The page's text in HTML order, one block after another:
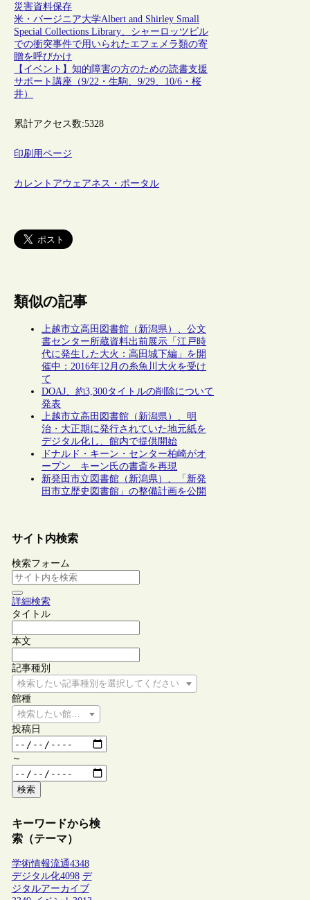
災害資料保存
米・バージニア大学Albert and Shirley Small
Special Collections Library、シャーロッツビル
での衝突事件で用いられたエフェメラ類の寄
贈を呼びかけ
【イベント】知的障害の方のための読書支援
サポート講座（9/22・生駒、9/29、10/6・桜
井）
累計アクセス数:5328
印刷用ページ
カレントアウェアネス・ポータル
類似の記事
上越市立高田図書館（新潟県）、公文
書センター所蔵資料出前展示「江戸時
代に発生した大火：高田城下編」を開
催中：2016年12月の糸魚川大火を受け
て
DOAJ、約3,300タイトルの削除について
発表
上越市立高田図書館（新潟県）、明
治・大正期に発行されていた地元紙を
デジタル化し、館内で提供開始
ドナルド・キーン・センター柏崎がオ
ープン キーン氏の書斎を再現
新発田市立図書館（新潟県）、「新発
田市立歴史図書館」の整備計画を公開
サイト内検索
検索フォーム
詳細検索
タイトル
本文
記事種別
検索したい記事種別を選択してください
館種
検索したい館種を選択してください
投稿日
～
検索
キーワードから検
索（テーマ）
学術情報流通4348
デジタル化4098 デ
ジタルアーカイブ